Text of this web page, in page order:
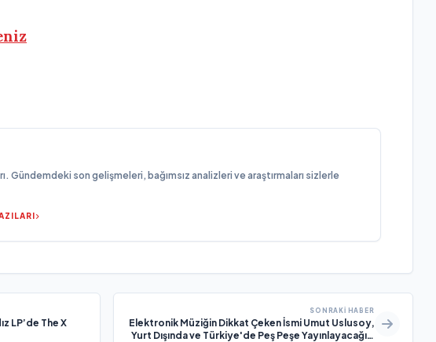
Gündemdeki son gelişmeleri, bağımsız analizleri ve araştırmaları sizlerle
LP’de The X
SONRAKI HABER
Elektronik Müziğin Dikkat Çeken İsmi Umut Uslusoy,
Yurt Dışında ve Türkiye'de Peş Peşe Yayınlayacağı 2